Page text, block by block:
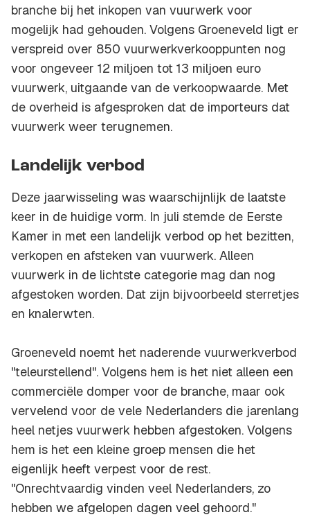
branche bij het inkopen van vuurwerk voor
mogelijk had gehouden. Volgens Groeneveld ligt er
verspreid over 850 vuurwerkverkooppunten nog
voor ongeveer 12 miljoen tot 13 miljoen euro
vuurwerk, uitgaande van de verkoopwaarde. Met
de overheid is afgesproken dat de importeurs dat
vuurwerk weer terugnemen.
Landelijk verbod
Deze jaarwisseling was waarschijnlijk de laatste
keer in de huidige vorm. In juli stemde de Eerste
Kamer in met een landelijk verbod op het bezitten,
verkopen en afsteken van vuurwerk. Alleen
vuurwerk in de lichtste categorie mag dan nog
afgestoken worden. Dat zijn bijvoorbeeld sterretjes
en knalerwten.
Groeneveld noemt het naderende vuurwerkverbod
"teleurstellend". Volgens hem is het niet alleen een
commerciële domper voor de branche, maar ook
vervelend voor de vele Nederlanders die jarenlang
heel netjes vuurwerk hebben afgestoken. Volgens
hem is het een kleine groep mensen die het
eigenlijk heeft verpest voor de rest.
"Onrechtvaardig vinden veel Nederlanders, zo
hebben we afgelopen dagen veel gehoord."